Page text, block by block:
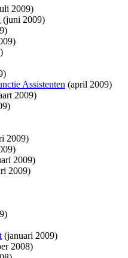
2009)
(juni 2009)
Assistenten (april 2009)
2009)
2009)
2009)
2009)
(januari 2009)
2008)